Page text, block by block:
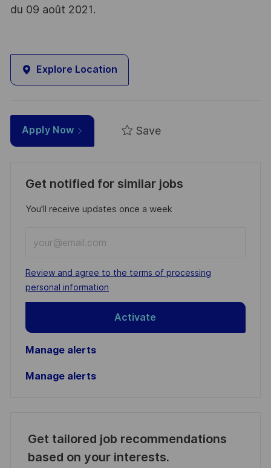
du 09 août 2021.
Explore Location
Apply Now Save
Get notified for similar jobs
You'll receive updates once a week
Email
address
(Required)
Required
Review and agree to the terms of processing
personal information
Activate
Manage alerts
Manage alerts
Get tailored job recommendations
based on your interests.